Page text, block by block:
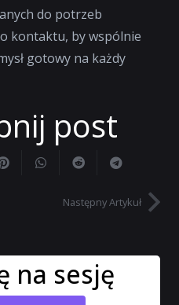
do potrzeb
kontaktu, by wspólnie
gotowy na każdy
post
Następny Artykuł
na sesję